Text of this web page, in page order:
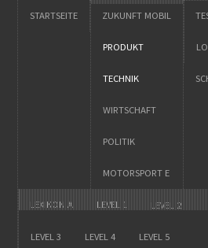
STARTSEITE ZUKUNFT MOBIL
PRODUKT
TECHNIK
WIRTSCHAFT
POLITIK
MOTORSPORT E
LEXIKON A LEVEL 1 LEVEL 2
LEVEL 3 LEVEL 4 LEVEL 5